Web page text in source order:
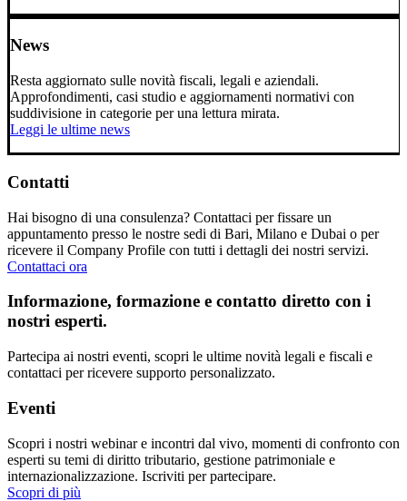
News
Resta aggiornato sulle novità fiscali, legali e aziendali.
Approfondimenti, casi studio e aggiornamenti normativi con
suddivisione in categorie per una lettura mirata.
Leggi le ultime news
Contatti
Hai bisogno di una consulenza? Contattaci per fissare un
appuntamento presso le nostre sedi di Bari, Milano e Dubai o per
ricevere il Company Profile con tutti i dettagli dei nostri servizi.
Contattaci ora
Informazione, formazione e contatto diretto con i
nostri esperti.
Partecipa ai nostri eventi, scopri le ultime novità legali e fiscali e
contattaci per ricevere supporto personalizzato.
Eventi
Scopri i nostri webinar e incontri dal vivo, momenti di confronto con
esperti su temi di diritto tributario, gestione patrimoniale e
internazionalizzazione. Iscriviti per partecipare.
Scopri di più